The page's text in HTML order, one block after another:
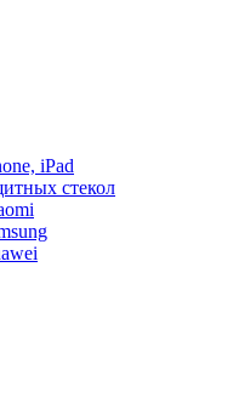
iPad
стекол